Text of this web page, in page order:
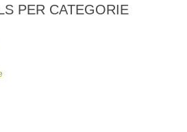
PER CATEGORIE